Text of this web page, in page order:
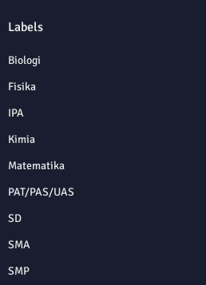
Labels
Biologi
Fisika
IPA
Kimia
Matematika
PAT/PAS/UAS
SD
SMA
SMP